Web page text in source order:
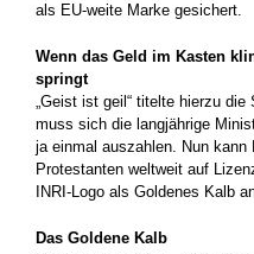
als EU-weite Marke gesichert.
Wenn das Geld im Kasten
springt
„Geist ist geil“ titelte hierzu
muss sich die langjährige
ja einmal auszahlen. Nun
Protestanten weltweit auf
INRI-Logo als Goldenes Kalb
Das Goldene Kalb